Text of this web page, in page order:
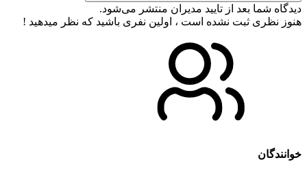
دیدگاه شما بعد از تایید مدیران منتشر می‌شود.
هنوز نظری ثبت نشده است ، اولین نفری باشید که نظر میدهید !
خوانندگان